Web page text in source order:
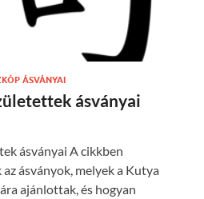
ÁSVÁNYAI
ásványai
ásványai A cikkben
ásványok, melyek a Kutya
ajánlottak, és hogyan